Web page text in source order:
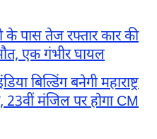
के पास तेज रफ्तार कार की
एक गंभीर घायल
बिल्डिंग बनेगी महाराष्ट्र
23वीं मंजिल पर होगा CM